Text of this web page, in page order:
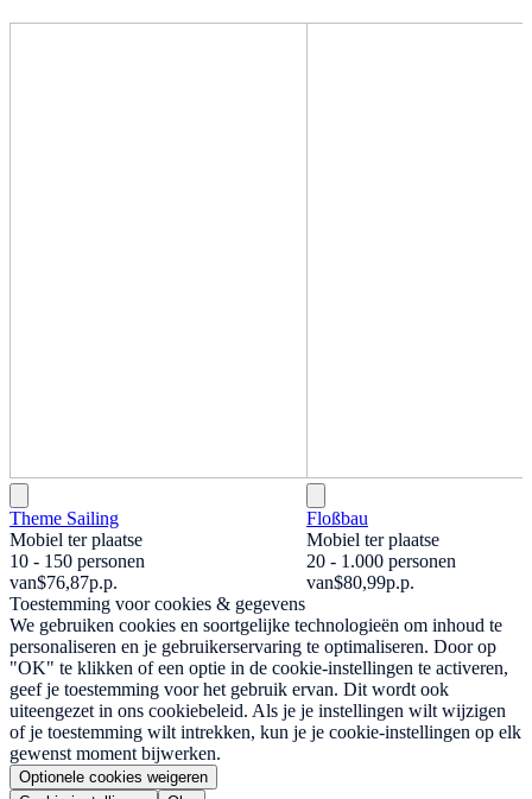
Theme Sailing
Mobiel ter plaatse
10 - 150 personen
van$76,87p.p.
Floßbau
Mobiel ter plaatse
20 - 1.000 personen
van$80,99p.p.
Toestemming voor cookies & gegevens
We gebruiken cookies en soortgelijke technologieën om inhoud te
personaliseren en je gebruikerservaring te optimaliseren. Door op
"OK" te klikken of een optie in de cookie-instellingen te activeren,
geef je toestemming voor het gebruik ervan. Dit wordt ook
uiteengezet in ons cookiebeleid. Als je je instellingen wilt wijzigen
of je toestemming wilt intrekken, kun je je cookie-instellingen op elk
gewenst moment bijwerken.
Optionele cookies weigeren